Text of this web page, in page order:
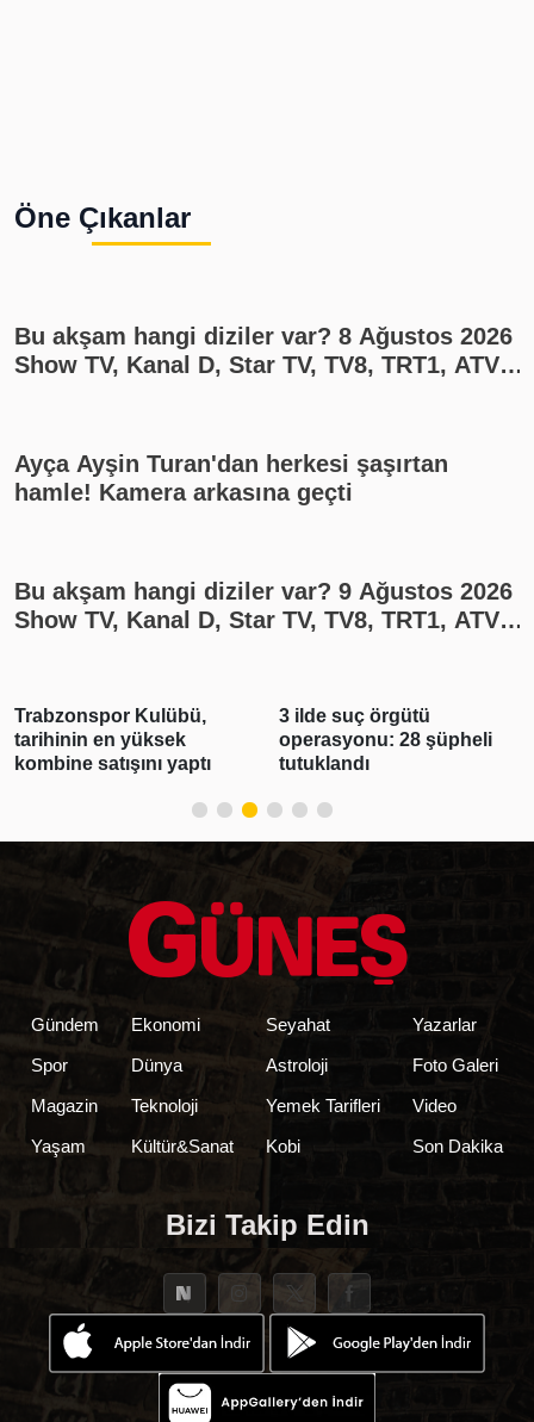
Öne Çıkanlar
Bu akşam hangi diziler var? 8 Ağustos 2026
Show TV, Kanal D, Star TV, TV8, TRT1, ATV
Ayça Ayşin Turan'dan herkesi şaşırtan
hamle! Kamera arkasına geçti
Bu akşam hangi diziler var? 9 Ağustos 2026
Show TV, Kanal D, Star TV, TV8, TRT1, ATV
Trabzonspor Kulübü,
tarihinin en yüksek
kombine satışını yaptı
3 ilde suç örgütü
operasyonu: 28 şüpheli
tutuklandı
Gündem
Spor
Magazin
Yaşam
Ekonomi
Dünya
Teknoloji
Kültür&Sanat
Seyahat
Astroloji
Yemek Tarifleri
Kobi
Yazarlar
Foto Galeri
Video
Son Dakika
Bizi Takip Edin